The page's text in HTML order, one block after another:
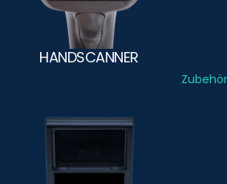
HANDSCANNER